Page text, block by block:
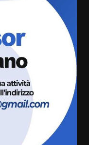
d’Italia,
Consiglio
e
online
di